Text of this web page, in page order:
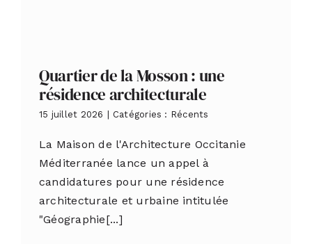
Quartier de la Mosson : une
résidence architecturale
15 juillet 2026 | Catégories : Récents
La Maison de l'Architecture Occitanie
Méditerranée lance un appel à
candidatures pour une résidence
architecturale et urbaine intitulée
"Géographie[...]